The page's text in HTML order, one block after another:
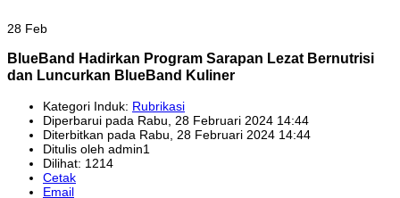
28 Feb
BlueBand Hadirkan Program Sarapan Lezat Bernutrisi
dan Luncurkan BlueBand Kuliner
Kategori Induk: Rubrikasi
Diperbarui pada Rabu, 28 Februari 2024 14:44
Diterbitkan pada Rabu, 28 Februari 2024 14:44
Ditulis oleh admin1
Dilihat: 1214
Cetak
Email